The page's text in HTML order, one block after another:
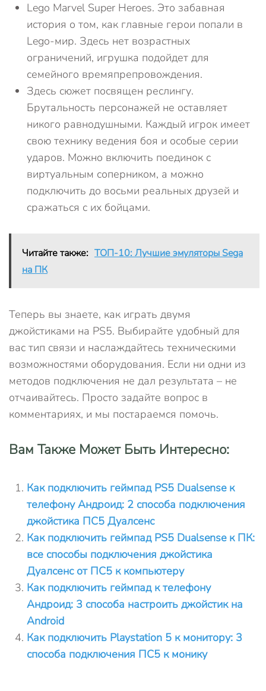
Lego Marvel Super Heroes. Это забавная
история о том, как главные герои попали в
Lego-мир. Здесь нет возрастных
ограничений, игрушка подойдет для
семейного времяпрепровождения.
Здесь сюжет посвящен реслингу.
Брутальность персонажей не оставляет
никого равнодушными. Каждый игрок имеет
свою технику ведения боя и особые серии
ударов. Можно включить поединок с
виртуальным соперником, а можно
подключить до восьми реальных друзей и
сражаться с их бойцами.
Читайте также: ТОП-10: Лучшие эмуляторы Sega
на ПК
Теперь вы знаете, как играть двумя
джойстиками на PS5. Выбирайте удобный для
вас тип связи и наслаждайтесь техническими
возможностями оборудования. Если ни одни из
методов подключения не дал результата – не
отчаивайтесь. Просто задайте вопрос в
комментариях, и мы постараемся помочь.
Вам Также Может Быть Интересно:
Как подключить геймпад PS5 Dualsense к
телефону Андроид: 2 способа подключения
джойстика ПС5 Дуалсенс
Как подключить геймпад PS5 Dualsense к ПК:
все способы подключения джойстика
Дуалсенс от ПС5 к компьютеру
Как подключить геймпад к телефону
Андроид: 3 способа настроить джойстик на
Android
Как подключить Playstation 5 к монитору: 3
способа подключения ПС5 к монику